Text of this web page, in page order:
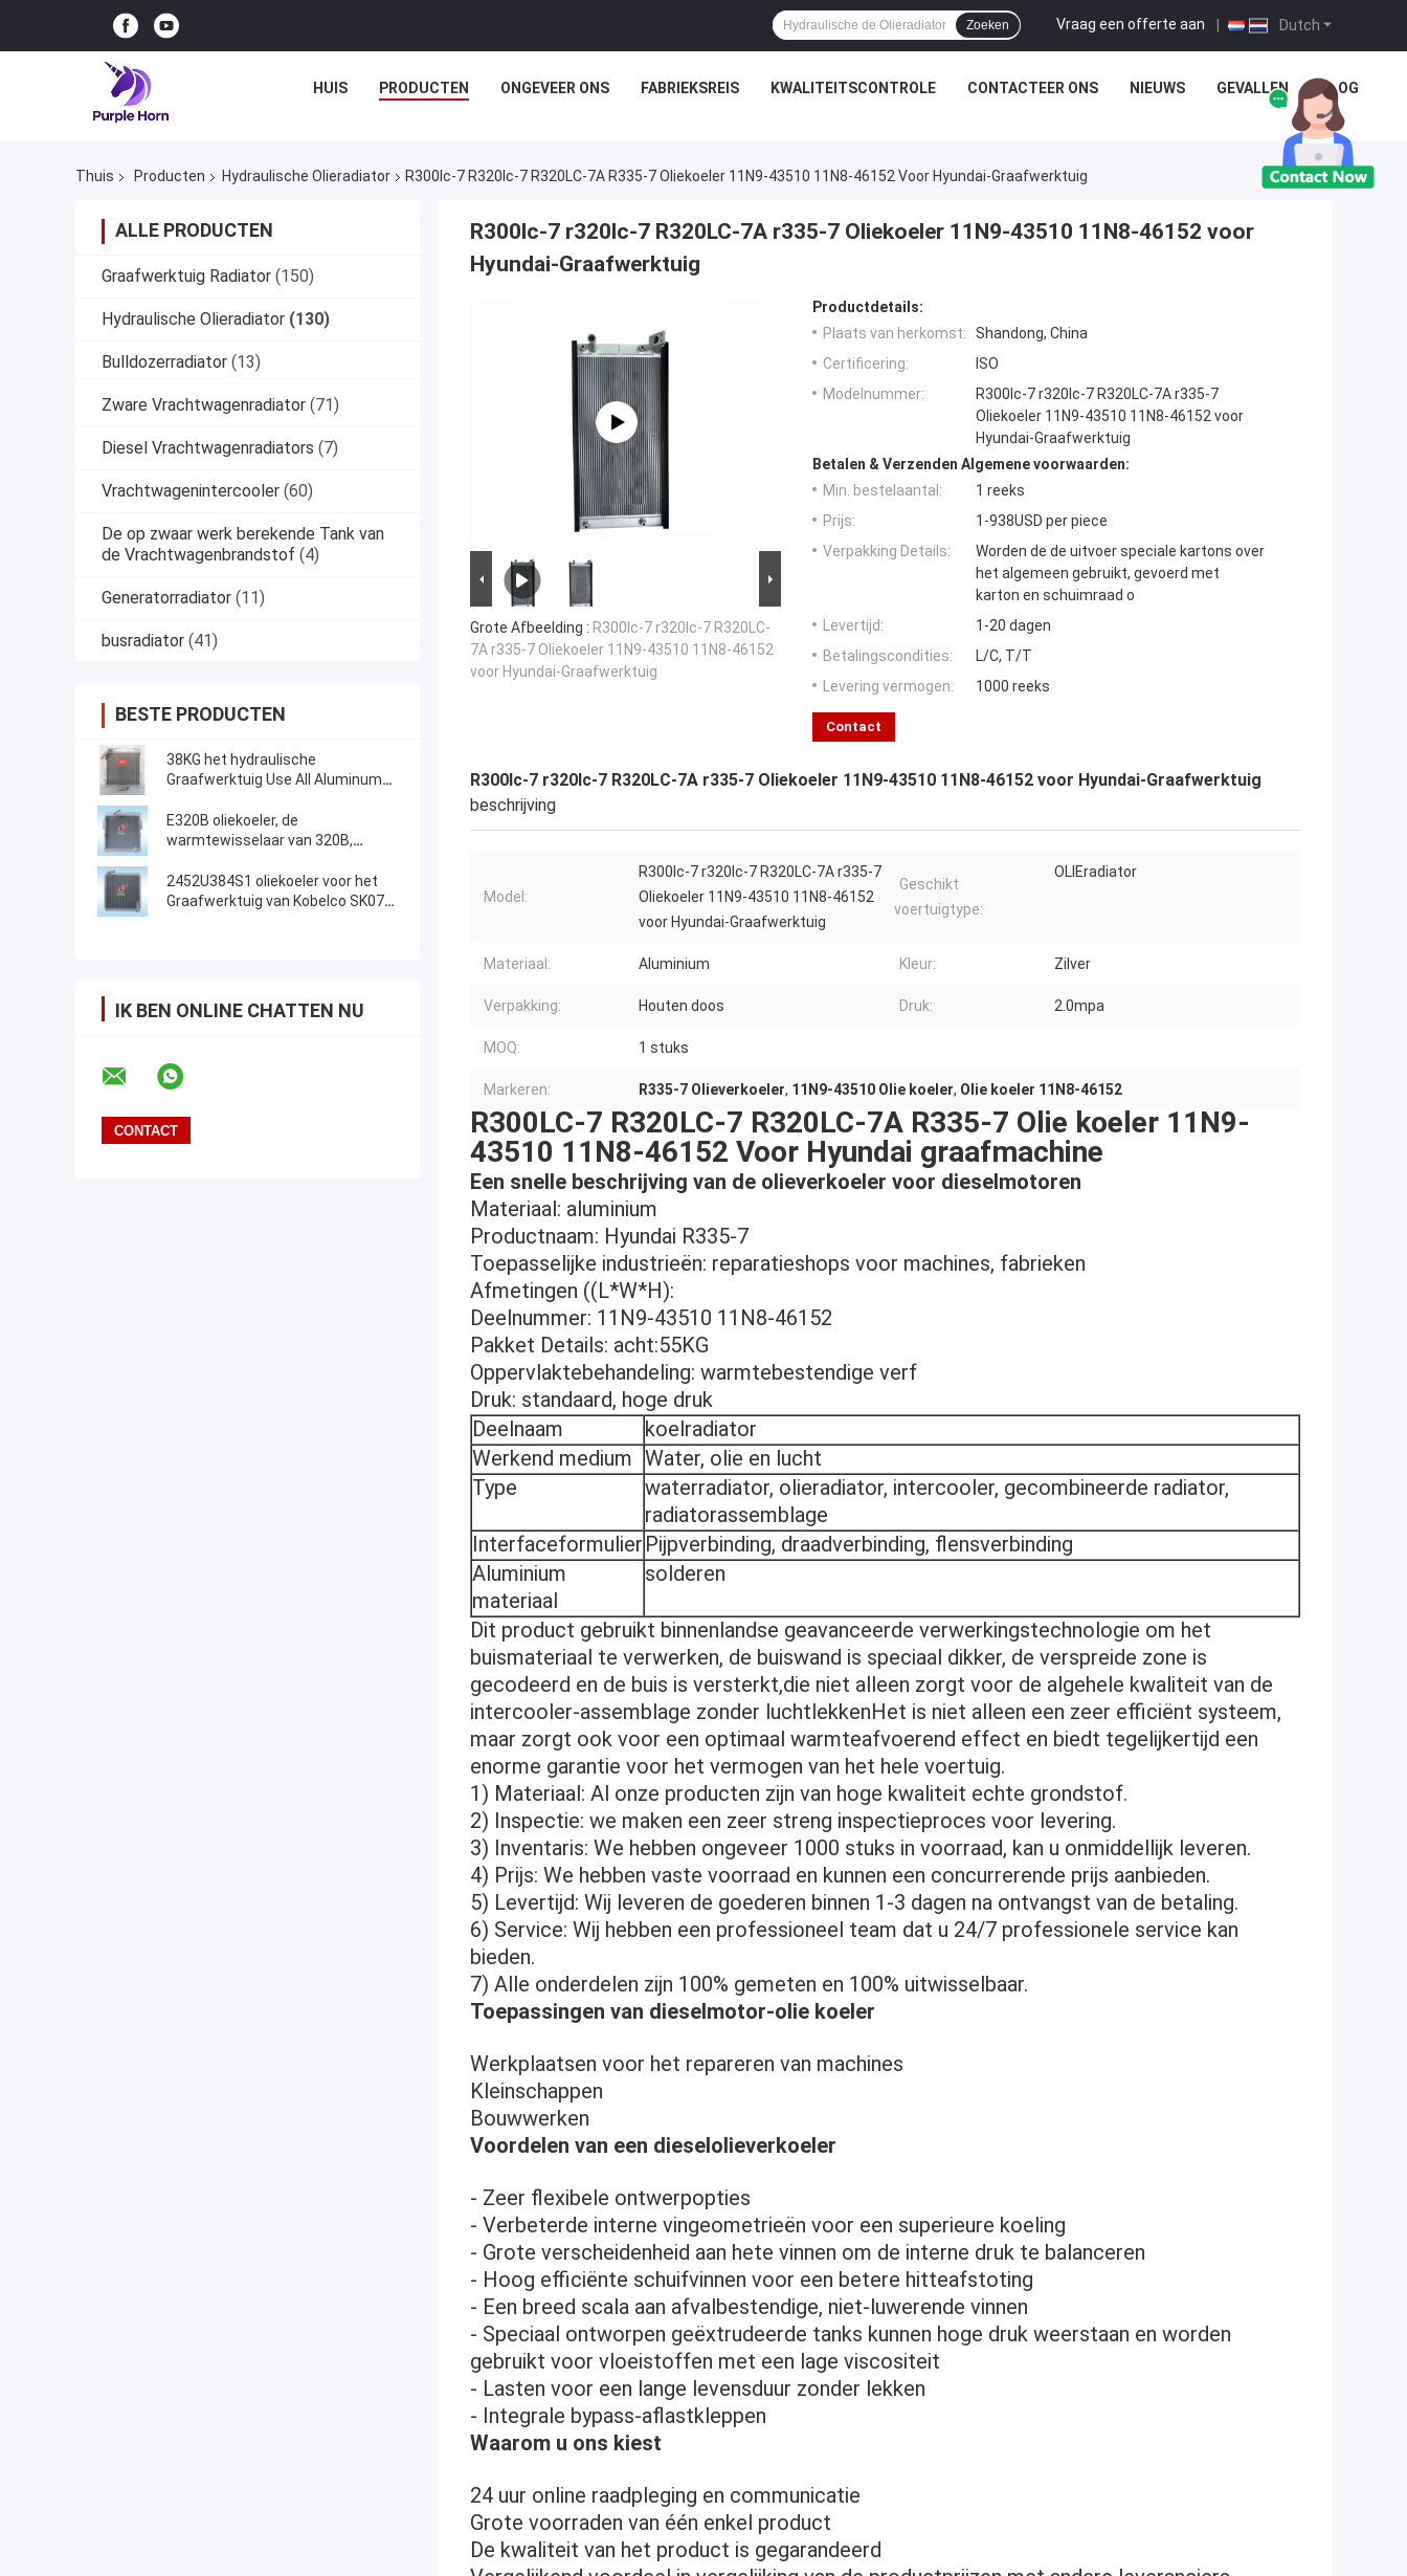
Dutch
Vraag een offerte aan |
Zoeken
HUIS PRODUCTEN ONGEVEER ONS FABRIEKSREIS KWALITEITSCONTROLE CONTACTEER ONS NIEUWS GEVALLEN BLOG
Thuis Producten Hydraulische Olieradiator R300lc-7 R320lc-7 R320LC-7A R335-7 Oliekoeler 11N9-43510 11N8-46152 Voor Hyundai-Graafwerktuig
ALLE PRODUCTEN
Graafwerktuig Radiator (150)
Hydraulische Olieradiator (130)
Bulldozerradiator (13)
Zware Vrachtwagenradiator (71)
Diesel Vrachtwagenradiators (7)
Vrachtwagenintercooler (60)
De op zwaar werk berekende Tank van
de Vrachtwagenbrandstof (4)
Generatorradiator (11)
busradiator (41)
BESTE PRODUCTEN
38KG het hydraulische
Graafwerktuig Use All Aluminum
Olieradiator
E320B oliekoeler, de
warmtewisselaar van 320B,
Radiator, olietank, luchtkoeler, 125-
2970,118-9954
2452U384S1 oliekoeler voor het
Graafwerktuig van Kobelco SK07N2
IK BEN ONLINE CHATTEN NU
R300lc-7 r320lc-7 R320LC-7A r335-7 Oliekoeler 11N9-43510 11N8-46152 voor
Hyundai-Graafwerktuig
Grote Afbeelding : R300lc-7 r320lc-7 R320LC-
7A r335-7 Oliekoeler 11N9-43510 11N8-46152
voor Hyundai-Graafwerktuig
Productdetails:
Plaats van herkomst:
Shandong, China
Certificering:
ISO
Modelnummer:
R300lc-7 r320lc-7 R320LC-7A r335-7
Oliekoeler 11N9-43510 11N8-46152 voor
Hyundai-Graafwerktuig
Betalen & Verzenden Algemene voorwaarden:
Min. bestelaantal:
1 reeks
Prijs:
1-938USD per piece
Verpakking Details:
Worden de de uitvoer speciale kartons over
het algemeen gebruikt, gevoerd met
karton en schuimraad o
Levertijd:
1-20 dagen
Betalingscondities:
L/C, T/T
Levering vermogen:
1000 reeks
Contact
R300lc-7 r320lc-7 R320LC-7A r335-7 Oliekoeler 11N9-43510 11N8-46152 voor Hyundai-Graafwerktuig
beschrijving
Model:
R300lc-7 r320lc-7 R320LC-7A r335-7
Oliekoeler 11N9-43510 11N8-46152
voor Hyundai-Graafwerktuig
Geschikt
voertuigtype:
OLIEradiator
Materiaal: Aluminium Kleur: Zilver
Verpakking: Houten doos Druk: 2.0mpa
MOQ: 1 stuks
Markeren: R335-7 Olieverkoeler, 11N9-43510 Olie koeler, Olie koeler 11N8-46152
R300LC-7 R320LC-7 R320LC-7A R335-7 Olie koeler 11N9-
43510 11N8-46152 Voor Hyundai graafmachine
Een snelle beschrijving van de olieverkoeler voor dieselmotoren
Materiaal: aluminium
Productnaam: Hyundai R335-7
Toepasselijke industrieën: reparatieshops voor machines, fabrieken
Afmetingen ((L*W*H):
Deelnummer: 11N9-43510 11N8-46152
Pakket Details: acht:55KG
Oppervlaktebehandeling: warmtebestendige verf
Druk: standaard, hoge druk
Deelnaam
koelradiator
Werkend medium Water, olie en lucht
Type
waterradiator, olieradiator, intercooler, gecombineerde radiator,
radiatorassemblage
Interfaceformulier Pijpverbinding, draadverbinding, flensverbinding
Aluminium
materiaal
solderen
Dit product gebruikt binnenlandse geavanceerde verwerkingstechnologie om het
buismateriaal te verwerken, de buiswand is speciaal dikker, de verspreide zone is
gecodeerd en de buis is versterkt,die niet alleen zorgt voor de algehele kwaliteit van de
intercooler-assemblage zonder luchtlekkenHet is niet alleen een zeer efficiënt systeem,
maar zorgt ook voor een optimaal warmteafvoerend effect en biedt tegelijkertijd een
enorme garantie voor het vermogen van het hele voertuig.
1) Materiaal: Al onze producten zijn van hoge kwaliteit echte grondstof.
2) Inspectie: we maken een zeer streng inspectieproces voor levering.
3) Inventaris: We hebben ongeveer 1000 stuks in voorraad, kan u onmiddellijk leveren.
4) Prijs: We hebben vaste voorraad en kunnen een concurrerende prijs aanbieden.
5) Levertijd: Wij leveren de goederen binnen 1-3 dagen na ontvangst van de betaling.
6) Service: Wij hebben een professioneel team dat u 24/7 professionele service kan
bieden.
7) Alle onderdelen zijn 100% gemeten en 100% uitwisselbaar.
Toepassingen van dieselmotor-olie koeler
Werkplaatsen voor het repareren van machines
Kleinschappen
Bouwwerken
Voordelen van een dieselolieverkoeler
- Zeer flexibele ontwerpopties
- Verbeterde interne vingeometrieën voor een superieure koeling
- Grote verscheidenheid aan hete vinnen om de interne druk te balanceren
- Hoog efficiënte schuifvinnen voor een betere hitteafstoting
- Een breed scala aan afvalbestendige, niet-luwerende vinnen
- Speciaal ontworpen geëxtrudeerde tanks kunnen hoge druk weerstaan en worden
gebruikt voor vloeistoffen met een lage viscositeit
- Lasten voor een lange levensduur zonder lekken
- Integrale bypass-aflastkleppen
Waarom u ons kiest
24 uur online raadpleging en communicatie
Grote voorraden van één enkel product
De kwaliteit van het product is gegarandeerd